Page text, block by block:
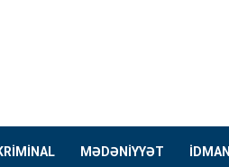
MƏDƏNİYYƏT İDMAN